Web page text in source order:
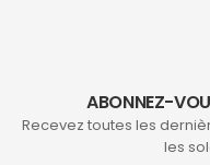
ABONNEZ-
Recevez toutes les
les